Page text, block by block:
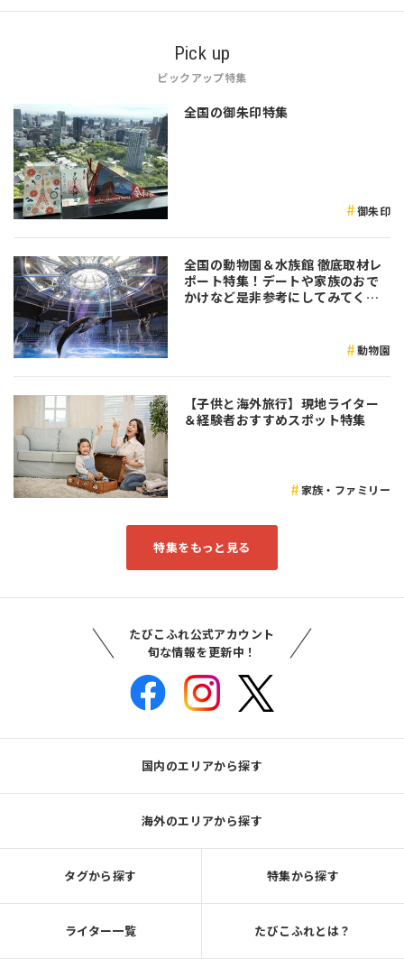
Pick up
ピックアップ特集
全国の御朱印特集
御朱印
全国の動物園＆水族館 徹底取材レ
ポート特集！デートや家族のおで
かけなど是非参考にしてみてくだ
動物園
【子供と海外旅行】現地ライター
＆経験者おすすめスポット特集
家族・ファミリー
特集をもっと見る
たびこふれ公式アカウント
旬な情報を更新中！
国内のエリアから探す
海外のエリアから探す
タグから探す 特集から探す
ライター一覧 たびこふれとは？